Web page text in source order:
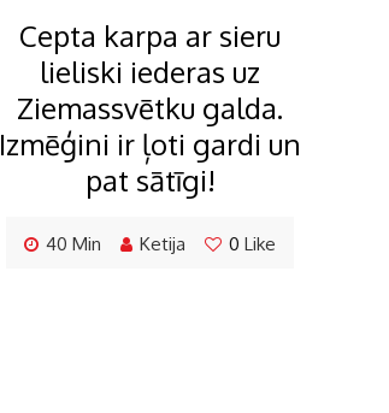
Cepta karpa ar sieru
lieliski iederas uz
Ziemassvētku galda.
Izmēģini ir ļoti gardi un
pat sātīgi!
40 Min Ketija 0 Like